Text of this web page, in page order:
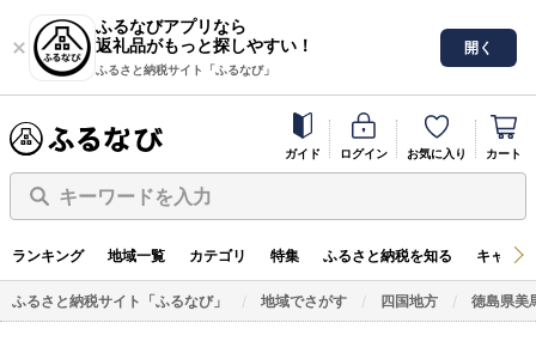
ふるなびアプリなら
返礼品がもっと探しやすい！
ふるさと納税サイト「ふるなび」
開く
ガイド ログイン お気に入り カート
キーワードを入力
ランキング 地域一覧 カテゴリ 特集 ふるさと納税を知る キャン
ふるさと納税サイト「ふるなび」 地域でさがす 四国地方 徳島県美